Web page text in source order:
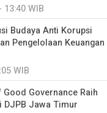
13:40 WIB
Budaya Anti Korupsi
Pengelolaan Keuangan
WIB
Governance Raih
DJPB Jawa Timur